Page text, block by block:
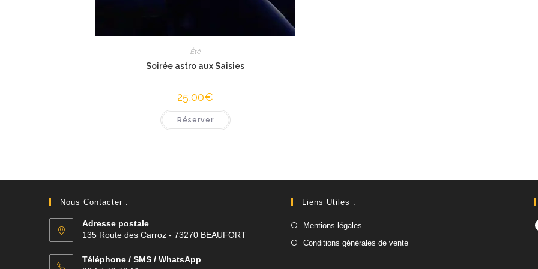
Été
Soirée astro aux Saisies
25,00€
Réserver
Nous Contacter :
Adresse postale
135 Route des Carroz - 73270 BEAUFORT
Téléphone / SMS / WhatsApp
Liens Utiles :
Mentions légales
Conditions générales de vente